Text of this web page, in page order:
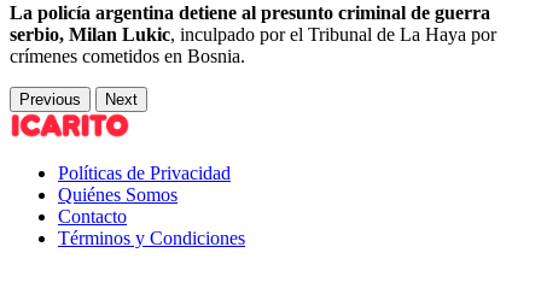
La policía argentina detiene al presunto criminal de guerra
serbio, Milan Lukic, inculpado por el Tribunal de La Haya por
crímenes cometidos en Bosnia.
Previous Next
Políticas de Privacidad
Quiénes Somos
Contacto
Términos y Condiciones